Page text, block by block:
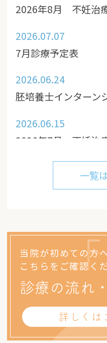
2026年8月 不妊治
2026.07.07
7月診療予定表
2026.06.24
胚培養士インターン
2026.06.15
2026年7月 不妊治
2026年6月 不妊治療
一覧
当院が初めての方
こちらをご確認く
診療の流れ
詳しくは